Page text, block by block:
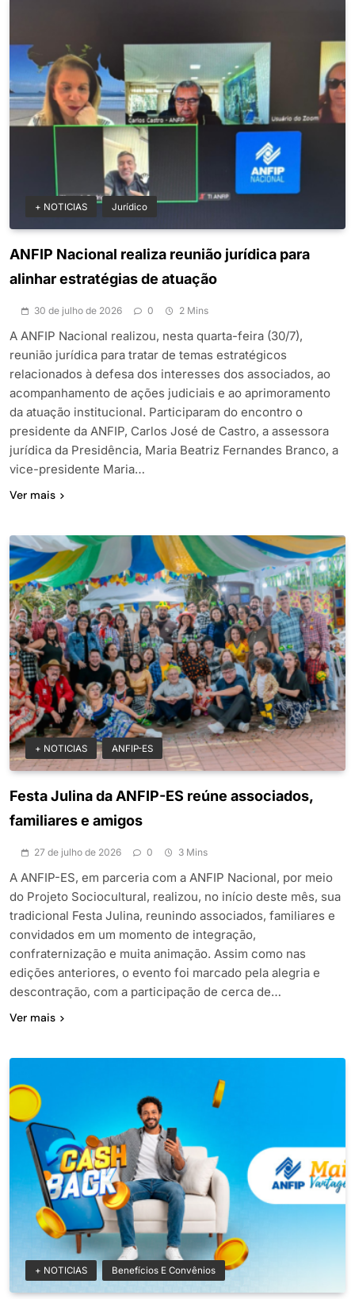
+ NOTICIAS Jurídico
ANFIP Nacional realiza reunião jurídica para
alinhar estratégias de atuação
30 de julho de 2026 0 2 Mins
A ANFIP Nacional realizou, nesta quarta-feira (30/7),
reunião jurídica para tratar de temas estratégicos
relacionados à defesa dos interesses dos associados, ao
acompanhamento de ações judiciais e ao aprimoramento
da atuação institucional. Participaram do encontro o
presidente da ANFIP, Carlos José de Castro, a assessora
jurídica da Presidência, Maria Beatriz Fernandes Branco, a
vice-presidente Maria…
Ver mais
+ NOTICIAS ANFIP-ES
Festa Julina da ANFIP-ES reúne associados,
familiares e amigos
27 de julho de 2026 0 3 Mins
A ANFIP-ES, em parceria com a ANFIP Nacional, por meio
do Projeto Sociocultural, realizou, no início deste mês, sua
tradicional Festa Julina, reunindo associados, familiares e
convidados em um momento de integração,
confraternização e muita animação. Assim como nas
edições anteriores, o evento foi marcado pela alegria e
descontração, com a participação de cerca de…
Ver mais
+ NOTICIAS Benefícios E Convênios